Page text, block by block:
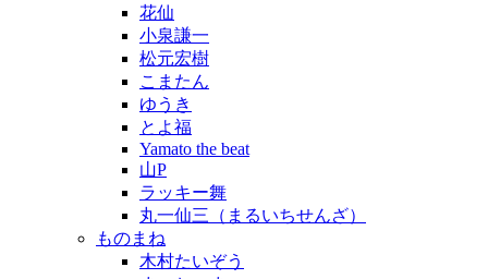
花仙
小泉謙一
松元宏樹
こまたん
ゆうき
とよ福
Yamato the beat
山P
ラッキー舞
丸一仙三（まるいちせんざ）
ものまね
木村たいぞう